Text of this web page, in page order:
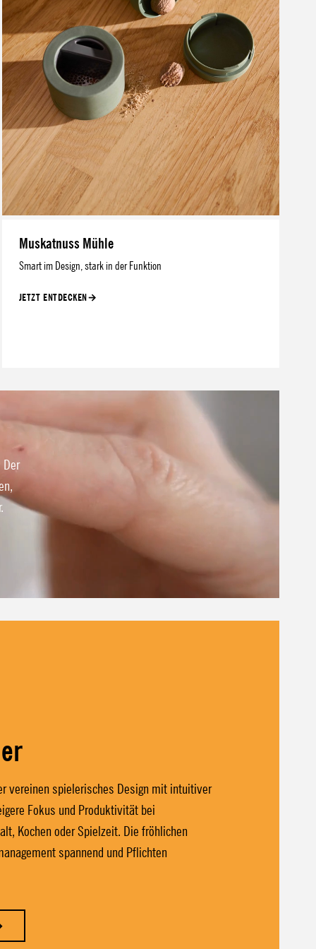
Muskatnuss Mühle
Smart im Design, stark in der Funktion
JETZT ENTDECKEN→
vereinen spielerisches Design mit intuitiver
Fokus und Produktivität bei
Kochen oder Spielzeit. Die fröhlichen
spannend und Pflichten